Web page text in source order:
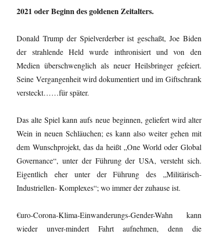
2021 oder Beginn des goldenen Zeitalters.
Donald Trump der Spielverderber ist geschaßt, Joe Biden
der strahlende Held wurde inthronisiert und von den
Medien überschwenglich als neuer Heilsbringer gefeiert.
Seine Vergangenheit wird dokumentiert und im Giftschrank
versteckt……für später.
Das alte Spiel kann aufs neue beginnen, geliefert wird alter
Wein in neuen Schläuchen; es kann also weiter gehen mit
dem Wunschprojekt, das da heißt „One World oder Global
Governance“, unter der Führung der USA, versteht sich.
Eigentlich eher unter der Führung des „Militärisch-
Industriellen- Komplexes“; wo immer der zuhause ist.
€uro-Corona-Klima-Einwanderungs-Gender-Wahn kann
wieder unver-mindert Fahrt aufnehmen, denn die